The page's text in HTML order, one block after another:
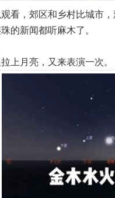
看，郊区和乡村比城市，
的新闻都听麻木了。
上月亮，又来表演一次。